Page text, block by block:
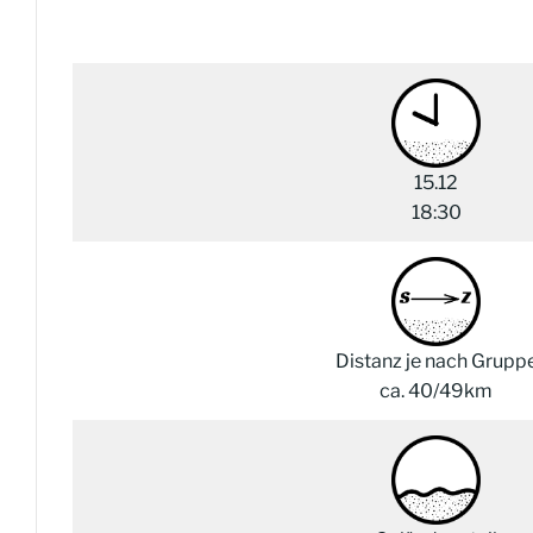
15.12
18:30
Distanz je nach
ca. 40/49km